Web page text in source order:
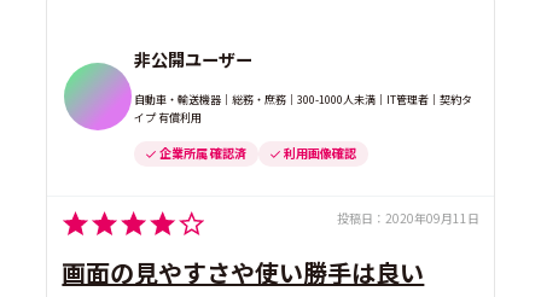
非公開ユーザー
自動車・輸送機器｜総務・庶務｜300-1000人未満｜IT管理者｜契約タ
イプ 有償利用
企業所属 確認済 利用画像確認
投稿日： 2020年09月11日
画面の見やすさや使い勝手は良い